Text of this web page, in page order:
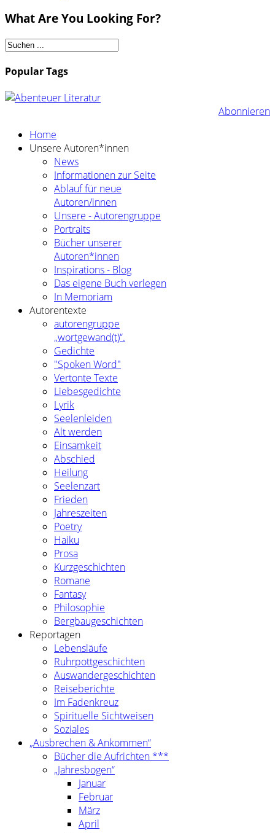
What Are You Looking For?
Popular Tags
Abonnieren
Home
Unsere Autoren*innen
News
Informationen zur Seite
Ablauf für neue
Autoren/innen
Unsere - Autorengruppe
Portraits
Bücher unserer
Autoren*innen
Inspirations - Blog
Das eigene Buch verlegen
In Memoriam
Autorentexte
autorengruppe
„wortgewand(t)“.
Gedichte
"Spoken Word"
Vertonte Texte
Liebesgedichte
Lyrik
Seelenleiden
Alt werden
Einsamkeit
Abschied
Heilung
Seelenzart
Frieden
Jahreszeiten
Poetry
Haiku
Prosa
Kurzgeschichten
Romane
Fantasy
Philosophie
Bergbaugeschichten
Reportagen
Lebensläufe
Ruhrpottgeschichten
Auswandergeschichten
Reiseberichte
Im Fadenkreuz
Spirituelle Sichtweisen
Soziales
„Ausbrechen & Ankommen“
Bücher die Aufrichten ***
„Jahresbogen“
Januar
Februar
März
April